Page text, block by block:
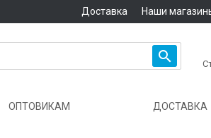
Доставка Наши

ОПТОВИКАМ ДОСТАВКА